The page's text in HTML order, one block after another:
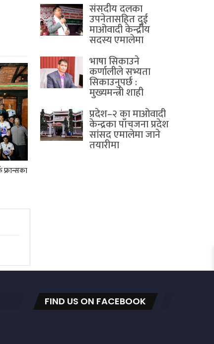
फ्रान्सका
संसदीय दलका
उपनेतासहित दुई
माओवादी केन्द्रीय
सदस्य एमालेमा
भाषा सिकाउने
कर्णालीले सभ्यता
सिकाउनुपर्छ :
मुख्यमन्त्री शाही
प्रदेश–२ का माओवादी
केन्द्रका पाँचजना प्रदेश
सांसद एमालेमा जाने
तयारीमा
FIND US ON FACEBOOK